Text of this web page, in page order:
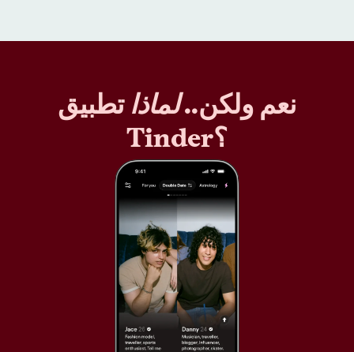
نعم ولكن..لماذا تطبيق
Tinder؟